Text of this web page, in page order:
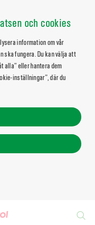
och cookies
information om vår
ska fungera. Du kan välja att
alla” eller hantera dem
inställningar”, där du